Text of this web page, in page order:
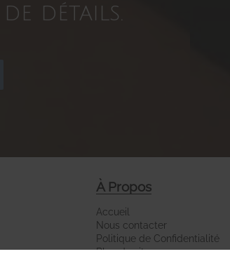
détails.
À Propos
Accueil
Nous contacter
Politique de Confidentialité
Plan du site